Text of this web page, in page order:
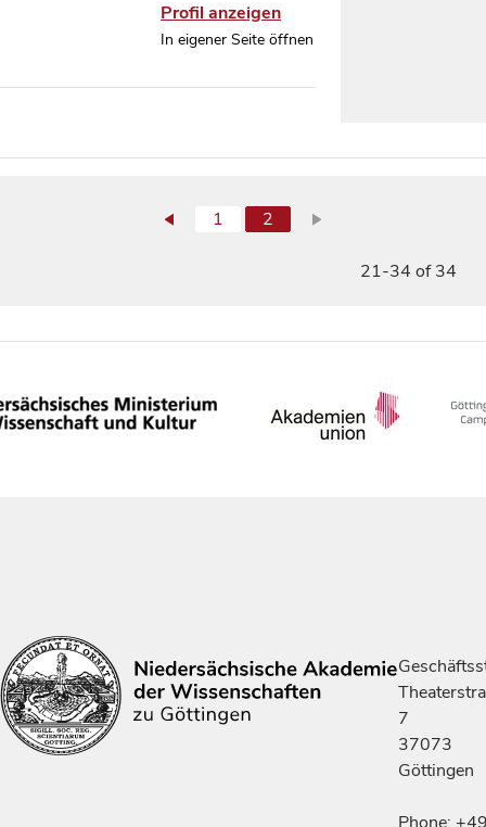
Profil anzeigen
In eigener Seite öffnen
1 2
21-34 of 34
7
37073
Göttingen